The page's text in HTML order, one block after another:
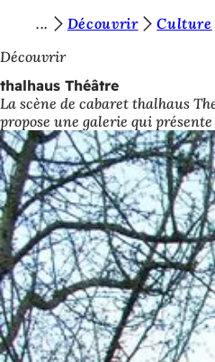
Accéder au contenu
o
u
s
ê
t
e
s
i
c
i
:
Découvrir Culture
Découvrir
thalhaus Théâtre
La scène de cabaret thalhaus
propose une galerie qui